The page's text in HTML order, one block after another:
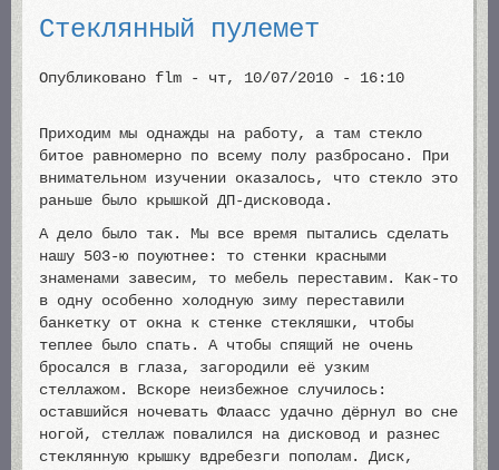
Стеклянный пулемет
Опубликовано flm - чт, 10/07/2010 - 16:10
Приходим мы однажды на работу, а там стекло
битое равномерно по всему полу разбросано. При
внимательном изучении оказалось, что стекло это
раньше было крышкой ДП-дисковода.
А дело было так. Мы все время пытались сделать
нашу 503-ю поуютнее: то стенки красными
знаменами завесим, то мебель переставим. Как-то
в одну особенно холодную зиму переставили
банкетку от окна к стенке стекляшки, чтобы
теплее было спать. А чтобы спящий не очень
бросался в глаза, загородили её узким
стеллажом. Вскоре неизбежное случилось:
оставшийся ночевать Флаасс удачно дёрнул во сне
ногой, стеллаж повалился на дисковод и разнес
стеклянную крышку вдребезги пополам. Диск,